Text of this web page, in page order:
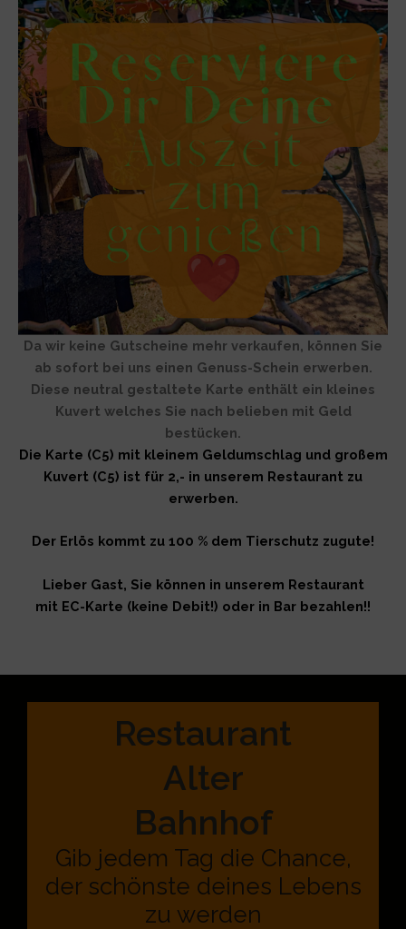
Da wir keine Gutscheine mehr verkaufen, können Sie
ab sofort bei uns einen Genuss-Schein erwerben.
Diese neutral gestaltete Karte enthält ein kleines
Kuvert welches Sie nach belieben mit Geld
bestücken.
Die Karte (C5) mit kleinem Geldumschlag und großem
Kuvert (C5) ist für 2,- in unserem Restaurant zu
erwerben.
Der Erlös kommt zu 100 % dem Tierschutz zugute!
Lieber Gast, Sie können in unserem Restaurant
mit EC-Karte (keine Debit!) oder in Bar bezahlen!!
Restaurant
Alter
Bahnhof
Gib jedem Tag die Chance,
der schönste deines Lebens
zu werden